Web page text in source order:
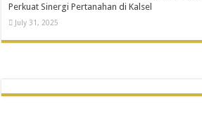
Perkuat Sinergi Pertanahan di Kalsel
July 31, 2025